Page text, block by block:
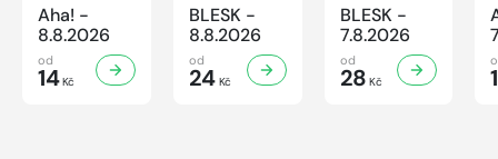
Aha! -
8.8.2026
od
14Kč
BLESK -
8.8.2026
od
24Kč
BLESK -
7.8.2026
od
28 Kč